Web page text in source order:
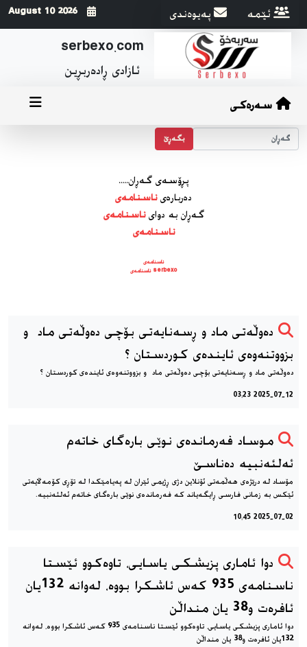
serbexo.com
ئازادی ڕاده‌ربڕین
ئێمه په‌یوه‌ندی 2026 August 10
سەرەکی
بگه‌ڕێ
پڕۆسه‌ی گه‌ڕان.....
ده‌رباره‌یناسنامەی
گه‌ڕان به دوایناسنامەی
ناسنامەی
ناسنامەی
serbexo ناسنامەی
دەوڵەتی ماد و ڕسەنایەتی بۆچی دەوڵەتی ماد و
بزووتنەوەی ئایندەی كوردستان ؟
دەوڵەتی ماد و ڕسەنایەتی بۆچی دەوڵەتی ماد و بزووتنەوەی ئایندەی كوردستان ؟
2025-07-12 03:23
موساد فەرماندەی نوێی بارەگای خاتەم
ئەلئەنبیە ده‌ناسێ
مۆساد لە درێژەی هەڵمەتی ئۆنلاین دژی ڕژیمی ئێران لە پەیامێکدا لە تۆڕی کۆمەڵایەتی
ئێکس بە زمانی فارسی ڕایگەیاند کە فەرماندەی نوێی بارەگای خاتەم ئەلئەنبیە.
2025-07-02 10:45
دوا ئاماری پزیشکی یاسایی، تاوەکوو ئێستا
ناسنامەی 935 کەس ئاشکرا بووە، لەوانە 132یان
ئافرەت و38 یان منداڵن
دوا ئاماری پزیشکی یاسایی، تاوەکوو ئێستا ناسنامەی 935 کەس ئاشکرا بووە، لەوانە
132یان ئافرەت و38 یان منداڵن